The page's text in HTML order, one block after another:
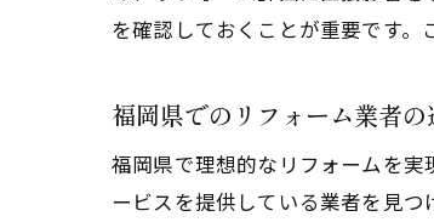
を確認しておくことが重要です。
福岡県でのリフォーム業者の
福岡県で理想的なリフォームを
ービスを提供している業者を見つ